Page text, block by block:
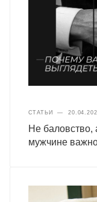
СТАТЬИ —
Не
мужчине